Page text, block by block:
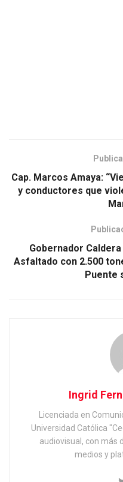
Cap. Marcos Amaya:
y conductores que
Gobernador
Asfaltado con 2.500
Puente
Ingrid
Licenciada en
Universidad Católica
audiovisual, con más
medios y